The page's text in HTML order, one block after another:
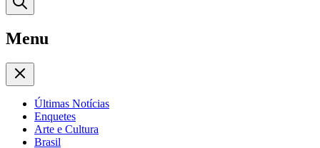
Menu
Últimas Notícias
Enquetes
Arte e Cultura
Brasil